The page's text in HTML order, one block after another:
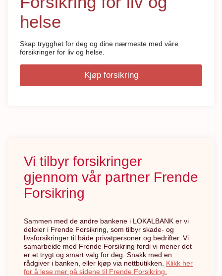
helse
Skap trygghet for deg og dine nærmeste med våre
forsikringer for liv og helse.
Kjøp forsikring
Vi tilbyr forsikringer
gjennom vår partner Frende
Forsikring
Sammen med de andre bankene i LOKALBANK er vi
deleier i Frende Forsikring, som tilbyr skade- og
livsforsikringer til både privatpersoner og bedrifter. Vi
samarbeide med Frende Forsikring fordi vi mener det
er et trygt og smart valg for deg. Snakk med en
rådgiver i banken, eller kjøp via nettbutikken. Klikk her
for å lese mer på sidene til Frende Forsikring.